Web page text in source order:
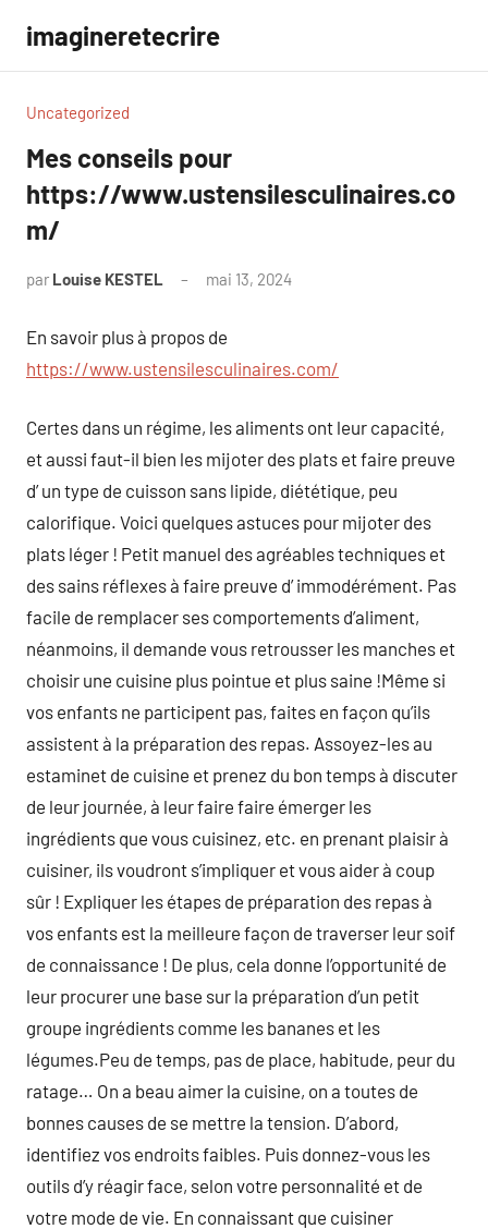
contenu
imagineretecrire
Uncategorized
Mes conseils pour
https://www.ustensilesculinaires.co
m/
par Louise KESTEL mai 13, 2024
En savoir plus à propos de
https://www.ustensilesculinaires.com/
Certes dans un régime, les aliments ont leur capacité,
et aussi faut-il bien les mijoter des plats et faire preuve
d’ un type de cuisson sans lipide, diététique, peu
calorifique. Voici quelques astuces pour mijoter des
plats léger ! Petit manuel des agréables techniques et
des sains réflexes à faire preuve d’ immodérément. Pas
facile de remplacer ses comportements d’aliment,
néanmoins, il demande vous retrousser les manches et
choisir une cuisine plus pointue et plus saine !Même si
vos enfants ne participent pas, faites en façon qu’ils
assistent à la préparation des repas. Assoyez-les au
estaminet de cuisine et prenez du bon temps à discuter
de leur journée, à leur faire faire émerger les
ingrédients que vous cuisinez, etc. en prenant plaisir à
cuisiner, ils voudront s’impliquer et vous aider à coup
sûr ! Expliquer les étapes de préparation des repas à
vos enfants est la meilleure façon de traverser leur soif
de connaissance ! De plus, cela donne l’opportunité de
leur procurer une base sur la préparation d’un petit
groupe ingrédients comme les bananes et les
légumes.Peu de temps, pas de place, habitude, peur du
ratage… On a beau aimer la cuisine, on a toutes de
bonnes causes de se mettre la tension. D’abord,
identifiez vos endroits faibles. Puis donnez-vous les
outils d’y réagir face, selon votre personnalité et de
votre mode de vie. En connaissant que cuisiner